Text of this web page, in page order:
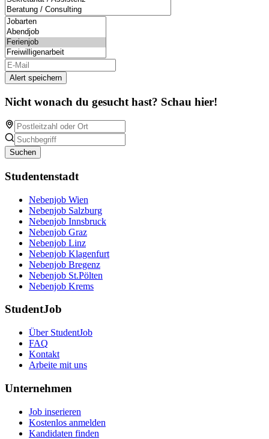
Alert speichern
Nicht wonach du gesucht hast? Schau hier!
Suchen
Studentenstadt
Nebenjob Wien
Nebenjob Salzburg
Nebenjob Innsbruck
Nebenjob Graz
Nebenjob Linz
Nebenjob Klagenfurt
Nebenjob Bregenz
Nebenjob St.Pölten
Nebenjob Krems
StudentJob
Über StudentJob
FAQ
Kontakt
Arbeite mit uns
Unternehmen
Job inserieren
Kostenlos anmelden
Kandidaten finden